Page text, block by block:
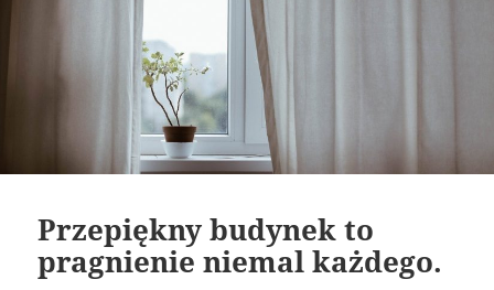
Przepiękny budynek to
pragnienie niemal każdego.